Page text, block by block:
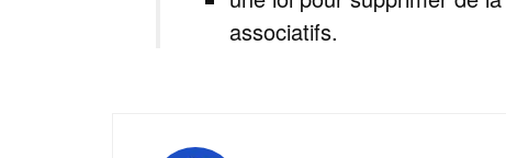
associatifs.